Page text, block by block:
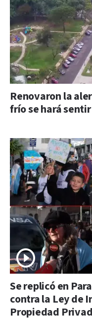
Renovaron la
frío se hará
Se replicó en
contra la Ley de
Propiedad